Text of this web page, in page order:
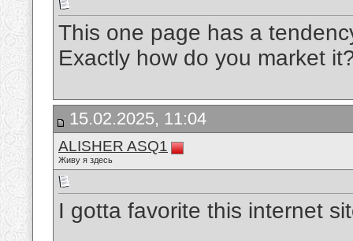
This one page has a
Exactly how do you market
15.02.2025, 11:04
ALISHER ASQ1
Живу я здесь
I gotta favorite this internet